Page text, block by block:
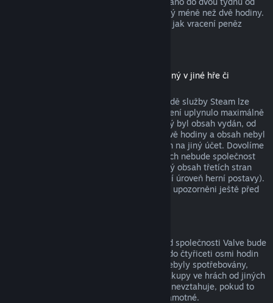
zakoupení a uživatel měl produkt spuštěný méně než dvě hodiny.
Níže si můžete přečíst kompletní přehled, jak vracení peněz
(produkt z obchodu služby Steam použitelný v jiné hře či
Za stáhnutelný obsah zakoupený v obchodě služby Steam lze
získat peníze zpět, pokud od jeho zakoupení uplynulo maximálně
čtrnáct dní, uživatel měl produkt, pro který byl obsah vydán, od
zakoupení obsahu spuštěný maximálně dvě hodiny a obsah nebyl
nijak spotřebován, změněn nebo převeden na jiný účet. Dovolíme
si upozornit na fakt, že v určitých případech nebude společnost
Valve schopna vrátit peníze za stáhnutelný obsah třetích stran
(například pokud obsah nenávratně navýší úroveň herní postavy).
Na tyto výjimky budou uživatelé výslovně upozorněni ještě před
Vrácení peněz za jakýkoli nákup ve hře od společnosti Valve bude
poskytnuto, pokud byla žádost odeslána do čtyřiceti osmi hodin
od provedení nákupu a položky nákupu nebyly spotřebovány,
změněny či převedeny na jiný účet. Na nákupy ve hrách od jiných
společností než od Valve se tato možnost nevztahuje, pokud to
není vysloveně uvedeno při nákupu hry samotné.